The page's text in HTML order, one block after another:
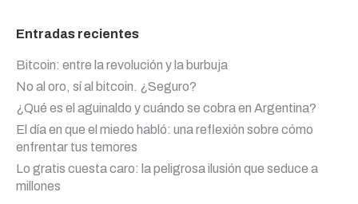
Entradas recientes
Bitcoin: entre la revolución y la burbuja
No al oro, sí al bitcoin. ¿Seguro?
¿Qué es el aguinaldo y cuándo se cobra en Argentina?
El día en que el miedo habló: una reflexión sobre cómo
enfrentar tus temores
Lo gratis cuesta caro: la peligrosa ilusión que seduce a
millones